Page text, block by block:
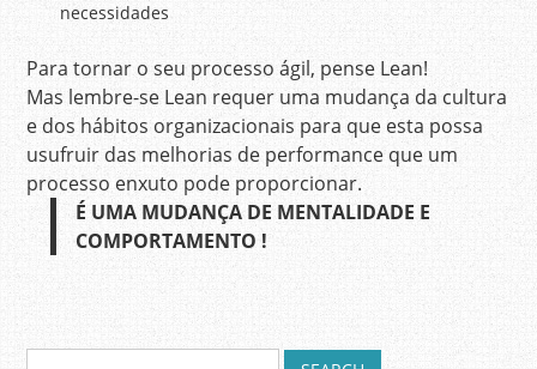
necessidades
Para tornar o seu processo ágil, pense Lean!
Mas lembre-se Lean requer uma mudança da cultura
e dos hábitos organizacionais para que esta possa
usufruir das melhorias de performance que um
processo enxuto pode proporcionar.
É UMA MUDANÇA DE MENTALIDADE E
COMPORTAMENTO !